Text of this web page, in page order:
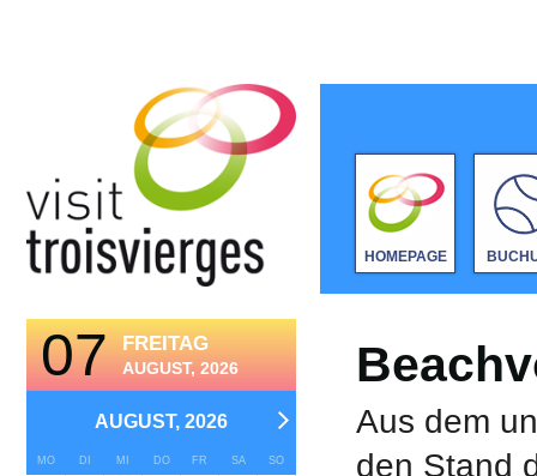
07 FREITAG
AUGUST, 2026
AUGUST, 2026
MO DI MI DO FR SA SO
HOMEPAGE
Aus dem
den Stand